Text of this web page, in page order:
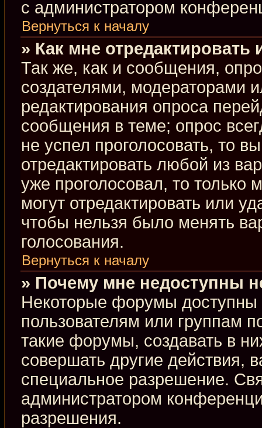
с администратором
Вернуться к началу
» Как мне отредактировать
Так же, как и сообщения,
создателями, модераторами
редактирования опроса
сообщения в теме; опрос
не успел проголосовать, то
отредактировать любой из
уже проголосовал, то
могут отредактировать или
чтобы нельзя было менять
голосования.
Вернуться к началу
» Почему мне недоступны
Некоторые форумы доступны
пользователям или группам
такие форумы, создавать в
совершать другие действия,
специальное разрешение.
администратором
разрешения.